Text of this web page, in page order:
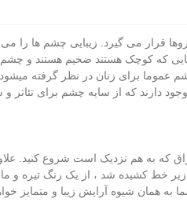
قرار می گیرد. زیبایی چشم ها
که کوچک هستند ضخیم هستند و چشم
برای زنان در نظر گرفته میشود
دارند که از سایه چشم برای تئاتر و
که به هم نزدیک است شروع کنید.
خط کشیده شد ، از یک رنگ تیره و
همان شیوه آرایش زیبا و متمایز